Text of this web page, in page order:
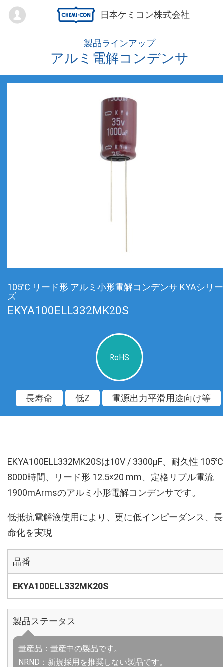
日本ケミコン株式会社
Mypage
製品ラインアップ
アルミ電解コンデンサ
105℃ リード形 アルミ小形電解コンデンサ KYAシリー
ズ
EKYA100ELL332MK20S
RoHS
長寿命 低Z 電源出力平滑用途向け等
EKYA100ELL332MK20Sは10V / 3300µF、耐久性 105℃
8000時間、リード形 12.5×20 mm、定格リプル電流
1900mArmsのアルミ小形電解コンデンサです。
低抵抗電解液使用により、更に低インピーダンス、
命化を実現
品番
EKYA100ELL332MK20S
製品ステータス
量産品：量産中の製品です。
NRND：新規採用を推奨しない製品です。